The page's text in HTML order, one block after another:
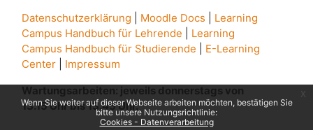
Wenn Sie weiter auf dieser Webseite arbeiten möchten, bestätigen Sie
bitte unsere Nutzungsrichtlinie:
Cookies - Datenverarbeitung
Datenschutzerklärung Moodle Docs
Learning
Campus Handbuch für Lehrende
Learning
Campus Handbuch für Studierende
E-Learning
Center
Impressum
Wartungsarbeiten: jeweils donnerstags von
13.15 Uhr bis 13.45 Uhr.